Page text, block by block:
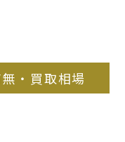
・買取相場